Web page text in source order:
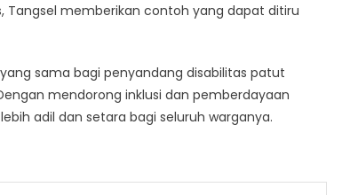
Tangsel memberikan contoh yang dapat ditiru
sama bagi penyandang disabilitas patut
mendorong inklusi dan pemberdayaan
adil dan setara bagi seluruh warganya.